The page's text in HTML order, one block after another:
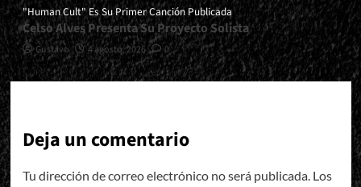
"Human Cult" Es Su Primer Canción Publicada
Celso Alves Presenta Su Proyecto Solista
Gustavo 4 agosto, 2026 0
Deja un comentario
Tu dirección de correo electrónico no será publicada. Los